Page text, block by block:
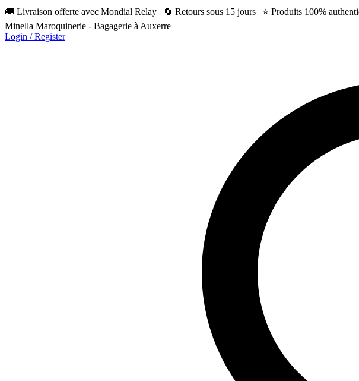
🚚 Livraison offerte avec Mondial Relay | 🔄 Retours sous 15 jours | ⭐ Produits 100%
Minella Maroquinerie - Bagagerie à Auxerre
Login / Register